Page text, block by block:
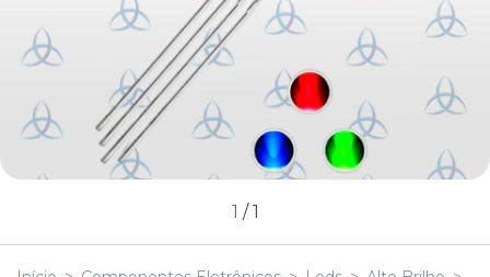
1 /1